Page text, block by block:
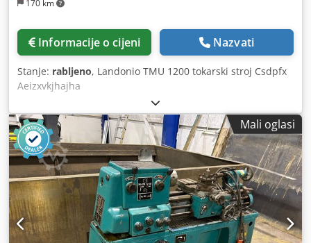
170 km
Informacije o cijeni Nazvati
Stanje: rabljeno, Landonio TMU 1200 tokarski stroj Csdpfx
Aeizxvkjhajha
Mali oglasi